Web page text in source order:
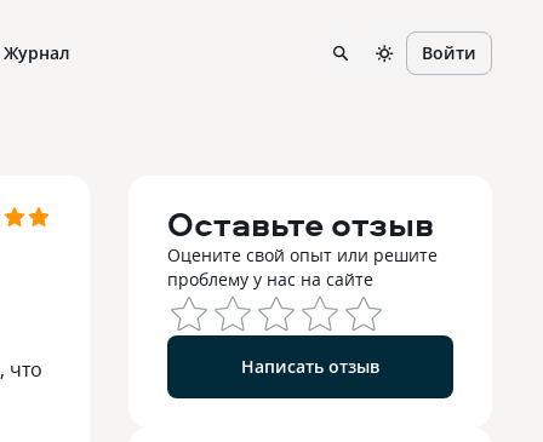
Журнал Войти
что
Оставьте отзыв
Оцените свой опыт или решите
проблему у нас на сайте
Написать отзыв